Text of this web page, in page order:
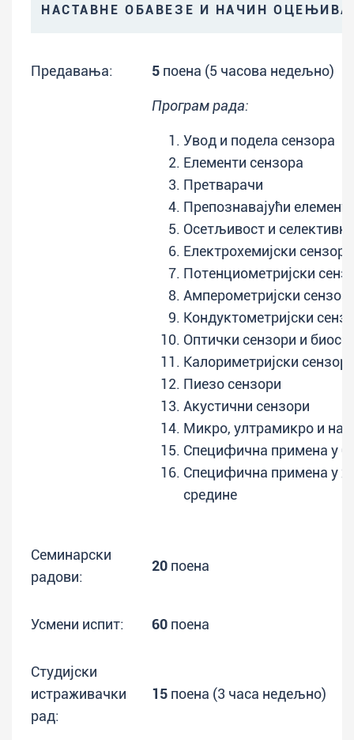
НАСТАВНЕ ОБАВЕЗЕ И НАЧИН
Предавања: 5 поена (5 часова недељно)
Програм рада:
Увод и подела сензорa
Елементи сензора
Претвaрачи
Препознавајући
Осетљивост и
Електрохемијски
Потенциометријски
Амперометријски
Кондуктометријски
Оптички сензори и
Калориметријски
Пиезо сензори
Акустични сензори
Микро, ултрамикрo и
Специфична примена у
Специфична примена у
средине
Семинарски
радови:
20 поена
Усмени испит: 60 поена
Студијски
истраживачки
рад:
15 поена (3 часа недељно)